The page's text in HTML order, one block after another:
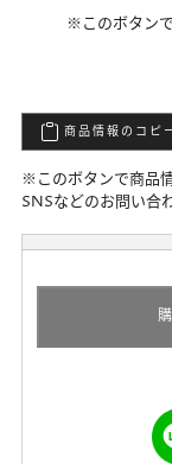
※このボタン
商品情報のコピ
※このボタンで商品
SNSなどのお問い合